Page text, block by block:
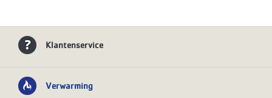
Klantenservice
Verwarming